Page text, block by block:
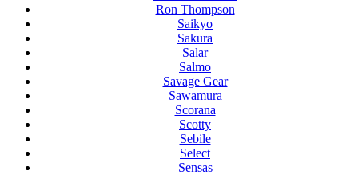
Ron Thompson
Saikyo
Sakura
Salar
Salmo
Savage Gear
Sawamura
Scorana
Scotty
Sebile
Select
Sensas